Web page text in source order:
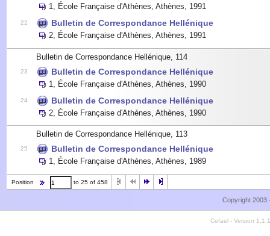
1, École Française d'Athènes, Athènes, 1991
22 Bulletin de Correspondance Hellénique
2, École Française d'Athènes, Athènes, 1991
Bulletin de Correspondance Hellénique, 114
23 Bulletin de Correspondance Hellénique
1 École Française d'Athènes, Athènes 1990
24 Bulletin de Correspondance Hellénique
2 École Française d'Athènes, Athènes 1990
Bulletin de Correspondance Hellénique, 113
25 Bulletin de Correspondance Hellénique
1 École Française d'Athènes, Athènes 1989
Position to 25 of 458
Copyright 2003
Cefael - Version